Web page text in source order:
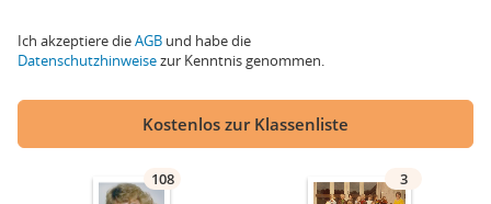
Ich akzeptiere dieAGB und habe die
Datenschutzhinweisezur Kenntnis genommen.
Kostenlos zur Klassenliste
108 3